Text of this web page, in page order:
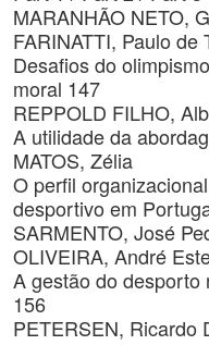
MARANHÃO NETO,
FARINATTI, Paulo de
Desafios do
moral 147
REPPOLD FILHO,
A utilidade da
MATOS, Zélia
O perfil
desportivo em
SARMENTO, José
OLIVEIRA, André
A gestão do desporto
156
PETERSEN, Ricardo